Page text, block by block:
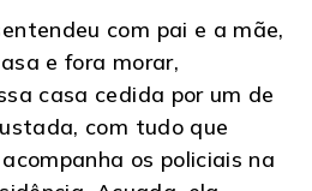
com pai e a mãe,
e fora morar,
casa cedida por um de
com tudo que
os policiais na